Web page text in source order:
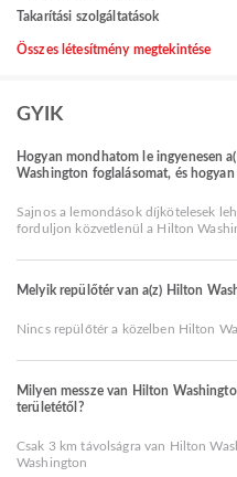
Takarítási szolgáltatások
Összes létesítmény megtekintése
GYIK
Hogyan mondhatom le ingyenesen
Washington foglalásomat, és
Sajnos a lemondások díjkötelesek
forduljon közvetlenül a Hilton
Melyik repülőtér van a(z) Hilton
Nincs repülőtér a közelben Hilton
Milyen messze van Hilton
területétől?
Csak 3 km távolságra van Hilton
Washington